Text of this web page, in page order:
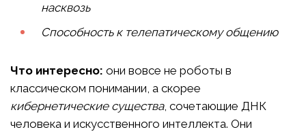
насквозь
Способность к телепатическому общению
Что интересно: они вовсе не роботы в
классическом понимании, а скорее
кибернетические существа, сочетающие ДНК
человека и искусственного интеллекта. Они